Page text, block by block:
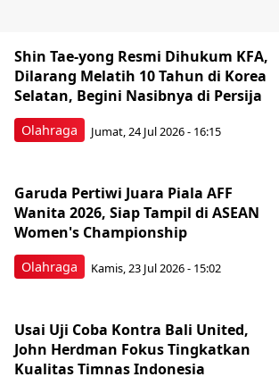
Olahraga
Shin Tae-yong Resmi Dihukum KFA,
Dilarang Melatih 10 Tahun di Korea
Selatan, Begini Nasibnya di Persija
Jumat, 24 Jul 2026 - 16:15
Olahraga
Garuda Pertiwi Juara Piala AFF
Wanita 2026, Siap Tampil di ASEAN
Women's Championship
Kamis, 23 Jul 2026 - 15:02
Usai Uji Coba Kontra Bali United,
John Herdman Fokus Tingkatkan
Kualitas Timnas Indonesia